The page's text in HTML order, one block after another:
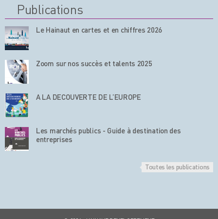
Publications
Le Hainaut en cartes et en chiffres 2026
Zoom sur nos succès et talents 2025
A LA DECOUVERTE DE L’EUROPE
Les marchés publics - Guide à destination des
entreprises
Toutes les publications